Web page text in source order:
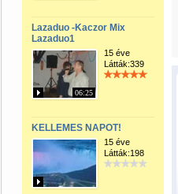
Lazaduo -Kaczor Mix
Lazaduo1
06:25
15 éve
Látták:339
KELLEMES NAPOT!
15 éve
Látták:198